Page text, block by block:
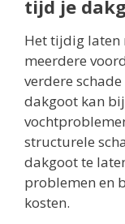
tijd je
Het tijdig laten
meerdere
verdere
dakgoot kan
structurele
dakgoot te
problemen en
kosten.